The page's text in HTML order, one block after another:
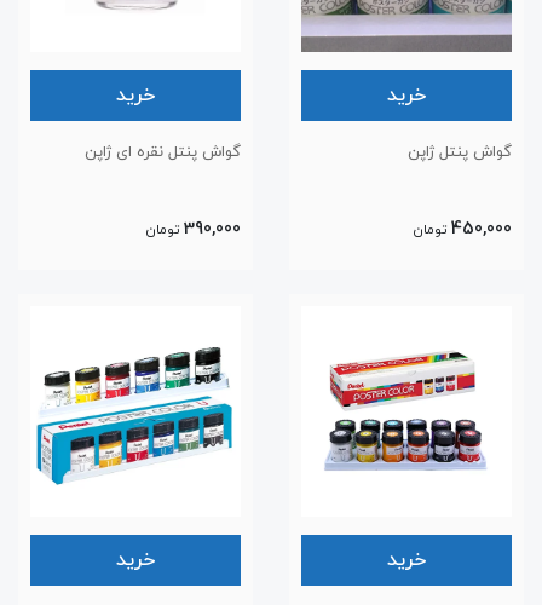
خرید
گواش پنتل ژاپن
450,000 تومان
خرید
گواش پنتل نقره ای ژاپن
390,000 تومان
خرید خرید